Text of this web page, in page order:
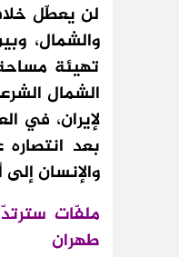
لن يعطّل
والشمال،
تهيئة
الشمال
لإيران، في
بعد انتصاره
والإنسان
ملفّات
طهران